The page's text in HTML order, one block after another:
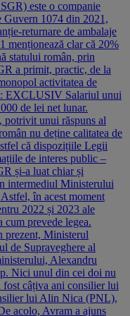
este o companie
Guvern 1074 din 2021,
returnare de ambalaje
menționează clar că 20%
statului român, prin
a primit, practic, de la
activitatea de
EXCLUSIV Salariul unui
de lei net lunar.
potrivit unui răspuns al
nu deține calitatea de
că dispozițiile Legii
de interes public –
și-a luat chiar și
intermediul Ministerului
în acest moment
2022 și 2023 ale
prevede legea.
prezent, Ministerul
de Supraveghere al
Alexandru
Nici unul din cei doi nu
câțiva ani consilier lui
lui Alin Nica (PNL),
acolo, Avram a ajuns